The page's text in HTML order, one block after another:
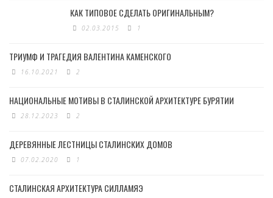
КАК ТИПОВОЕ СДЕЛАТЬ ОРИГИНАЛЬНЫМ?
02.03.2015 1
ТРИУМФ И ТРАГЕДИЯ ВАЛЕНТИНА КАМЕНСКОГО
16.10.2021 2
НАЦИОНАЛЬНЫЕ МОТИВЫ В СТАЛИНСКОЙ АРХИТЕКТУРЕ БУРЯТИИ
28.12.2023 2
ДЕРЕВЯННЫЕ ЛЕСТНИЦЫ СТАЛИНСКИХ ДОМОВ
07.02.2020 1
СТАЛИНСКАЯ АРХИТЕКТУРА СИЛЛАМЯЭ